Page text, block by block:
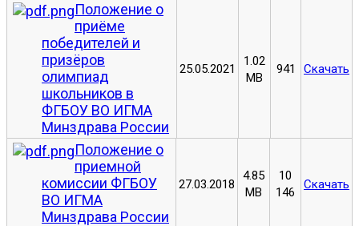
Положение о
приёме
победителей и
призёров
олимпиад
школьников в
ФГБОУ ВО ИГМА
Минздрава России
25.05.2021
1.02
MB
941 Скачать
Положение о
приемной
комиссии ФГБОУ
ВО ИГМА
Минздрава России
27.03.2018
4.85
MB
10
146
Скачать